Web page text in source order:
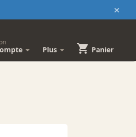
×
Plus Panier